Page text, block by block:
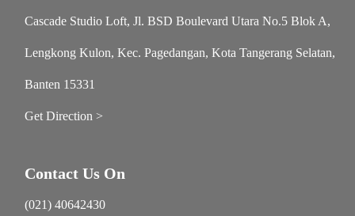
Cascade Studio Loft, Jl. BSD Boulevard Utara No.5 Blok A,
Lengkong Kulon, Kec. Pagedangan, Kota Tangerang Selatan,
Banten 15331
Get Direction >
Contact Us On
(021) 40642430